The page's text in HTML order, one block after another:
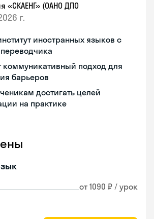
«СКАЕНГ» (ОАНО ДПО
г.
иностранных языков с
коммуникативный подход для
барьеров
достигать целей
на практике
от 1090 ₽ / урок